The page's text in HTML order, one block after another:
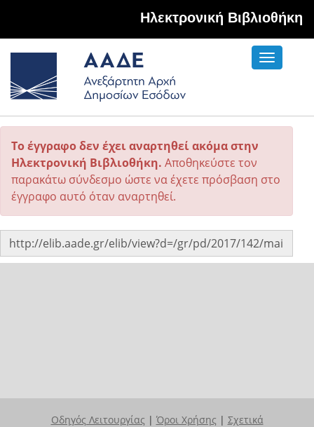
Hλεκτρονική Βιβλιοθήκη
Toggle
Το έγγραφο δεν έχει αναρτηθεί ακόμα στην
Ηλεκτρονική Βιβλιοθήκη. Αποθηκεύστε τον
παρακάτω σύνδεσμο ώστε να έχετε πρόσβαση στο
έγγραφο αυτό όταν αναρτηθεί.
Οδηγός Λειτουργίας | Όροι Χρήσης | Σχετικά